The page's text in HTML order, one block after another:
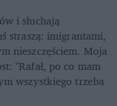
i słuchają
straszą: imigrantami,
nieszczęściem. Moja
"Rafał, po co mam
wszystkiego trzeba